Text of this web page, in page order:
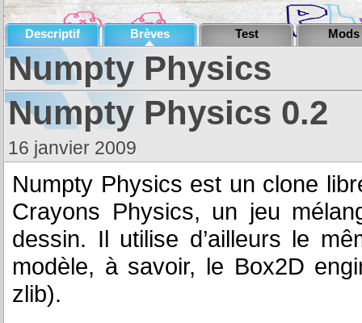
Descriptif Brèves Test Mods
Numpty Physics
Numpty Physics 0.2
16 janvier 2009
Numpty Physics est un clone
Crayons Physics, un jeu
dessin. Il utilise d’ailleurs le
modèle, à savoir, le Box2D
zlib).